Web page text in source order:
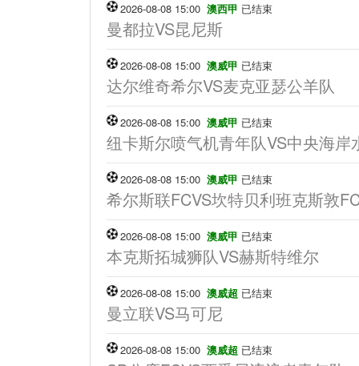
2026-08-08 15:00 澳西甲 已结束
曼都拉VS昆尼斯
2026-08-08 15:00 澳威甲 已结束
达尔维奇希尔VS麦克亚瑟公羊队
2026-08-08 15:00 澳威甲 已结束
纽卡斯尔喷气机青年队VS中央海岸
2026-08-08 15:00 澳威甲 已结束
希尔斯联FCVS坎特贝利班克斯敦
2026-08-08 15:00 澳威甲 已结束
本克斯拓城狮队VS赫斯特维尔
2026-08-08 15:00 澳威超 已结束
曼立联VS马可尼
2026-08-08 15:00 澳威超 已结束